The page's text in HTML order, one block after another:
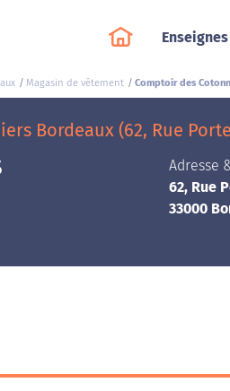
Enseignes
Magasin de vêtement Comptoir des
Bordeaux (62, Rue
Adresse
62, Rue
33000